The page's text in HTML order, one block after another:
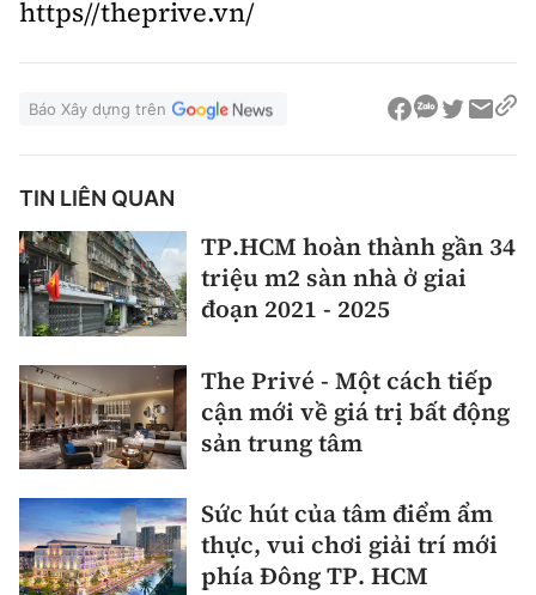
https//theprive.vn/
Báo Xây dựng trên
TIN LIÊN QUAN
TP.HCM hoàn thành gần 34
triệu m2 sàn nhà ở giai
đoạn 2021 - 2025
The Privé - Một cách tiếp
cận mới về giá trị bất động
sản trung tâm
Sức hút của tâm điểm ẩm
thực, vui chơi giải trí mới
phía Đông TP. HCM